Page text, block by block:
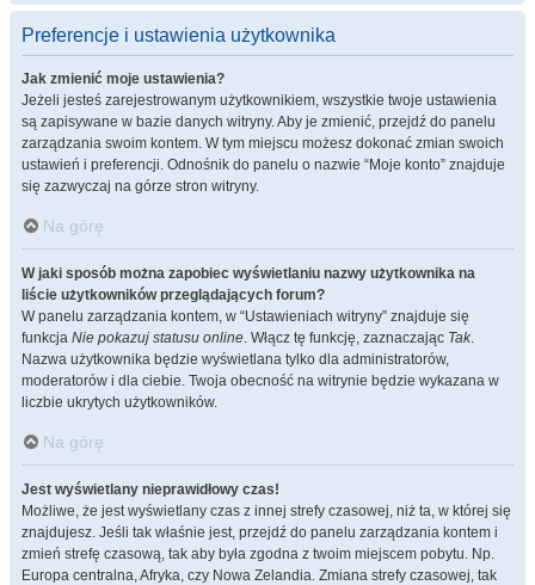
Preferencje i ustawienia użytkownika
Jak zmienić moje ustawienia?
Jeżeli jesteś zarejestrowanym użytkownikiem, wszystkie twoje ustawienia
są zapisywane w bazie danych witryny. Aby je zmienić, przejdź do panelu
zarządzania swoim kontem. W tym miejscu możesz dokonać zmian swoich
ustawień i preferencji. Odnośnik do panelu o nazwie “Moje konto” znajduje
się zazwyczaj na górze stron witryny.
Na górę
W jaki sposób można zapobiec wyświetlaniu nazwy użytkownika na
liście użytkowników przeglądających forum?
W panelu zarządzania kontem, w “Ustawieniach witryny” znajduje się
funkcja Nie pokazuj statusu online. Włącz tę funkcję, zaznaczając Tak.
Nazwa użytkownika będzie wyświetlana tylko dla administratorów,
moderatorów i dla ciebie. Twoja obecność na witrynie będzie wykazana w
liczbie ukrytych użytkowników.
Na górę
Jest wyświetlany nieprawidłowy czas!
Możliwe, że jest wyświetlany czas z innej strefy czasowej, niż ta, w której się
znajdujesz. Jeśli tak właśnie jest, przejdź do panelu zarządzania kontem i
zmień strefę czasową, tak aby była zgodna z twoim miejscem pobytu. Np.
Europa centralna, Afryka, czy Nowa Zelandia. Zmiana strefy czasowej, tak